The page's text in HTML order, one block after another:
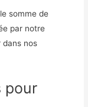
somme de
par notre
dans nos
pour